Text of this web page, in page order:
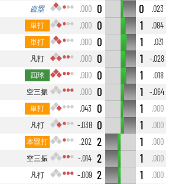
盗塁 .000 0 0
.023
単打 .000 0 1
.084
単打 .000 0 1
.031
凡打 .000 0 1
-.028
四球 .000 0 1
.018
空三振 .000 0 1
-.064
単打 .043 0 1
.000
凡打 -.038 0 1
.000
本塁打 .202 2 1
.000
空三振 -.014 2 1
.000
凡打 -.009 2 1
.000